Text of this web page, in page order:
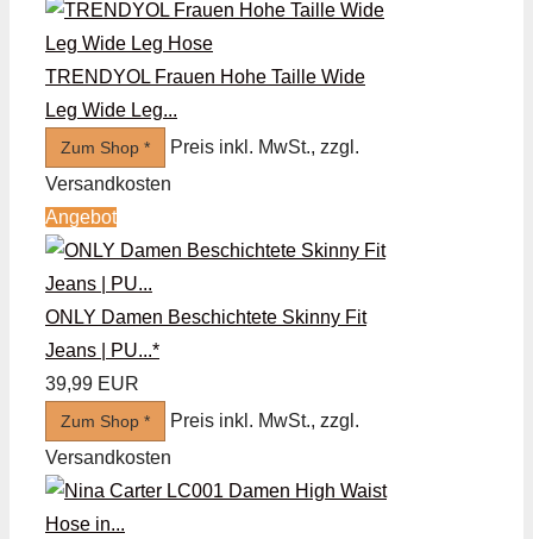
TRENDYOL Frauen Hohe Taille Wide
Leg Wide Leg...
Zum Shop *
Preis inkl. MwSt., zzgl.
Versandkosten
Angebot
ONLY Damen Beschichtete Skinny Fit
Jeans | PU...*
39,99 EUR
Zum Shop *
Preis inkl. MwSt., zzgl.
Versandkosten